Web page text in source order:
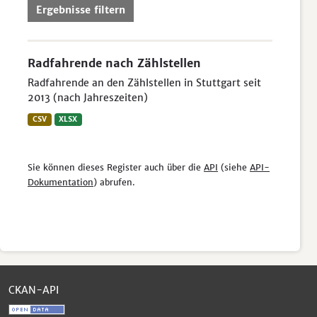
Ergebnisse filtern
Radfahrende nach Zählstellen
Radfahrende an den Zählstellen in Stuttgart seit
2013 (nach Jahreszeiten)
CSV XLSX
Sie können dieses Register auch über die API (siehe API-
Dokumentation) abrufen.
CKAN-API